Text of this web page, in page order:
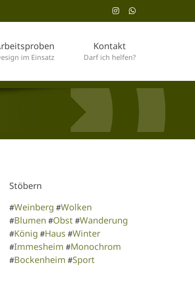
InstagramWhatsApp
im Einsatz
Kontakt
Darf ich helfen?
Stöbern
#Weinberg #Wolken
#Blumen #Obst #Wanderung
#König #Haus #Winter
#Immesheim #Monochrom
#Bockenheim #Sport